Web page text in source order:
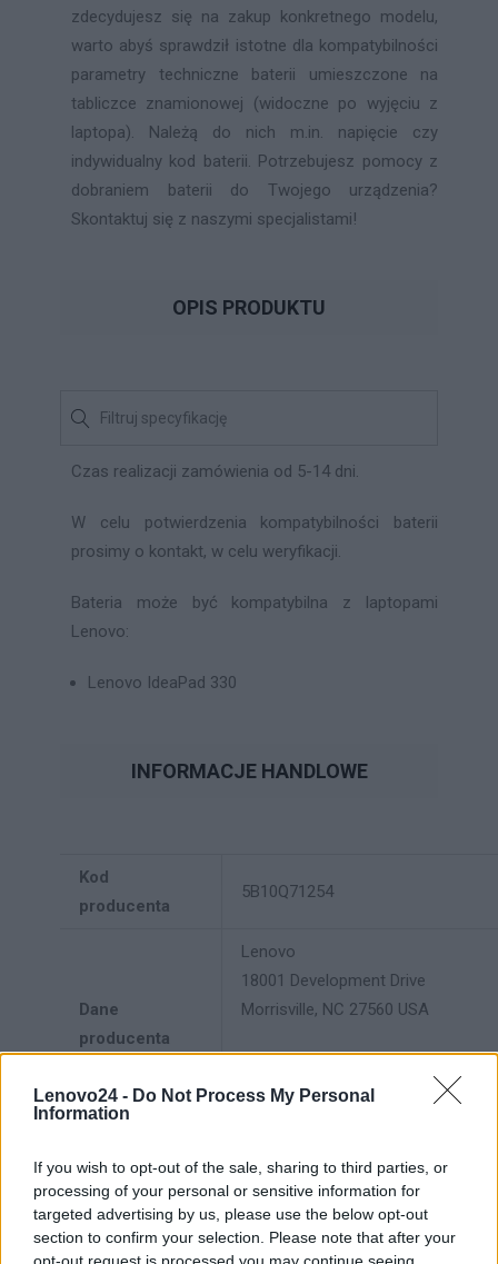
Lenovo24 - Do Not Process My Personal
Information
If you wish to opt-out of the sale, sharing to third parties, or
processing of your personal or sensitive information for
targeted advertising by us, please use the below opt-out
section to confirm your selection. Please note that after your
opt-out request is processed you may continue seeing
zdecydujesz się na zakup konkretnego modelu,
warto abyś sprawdził istotne dla kompatybilności
parametry techniczne baterii umieszczone na
tabliczce znamionowej (widoczne po wyjęciu z
laptopa). Należą do nich m.in. napięcie czy
indywidualny kod baterii. Potrzebujesz pomocy z
dobraniem baterii do Twojego urządzenia?
Skontaktuj się z naszymi specjalistami!
OPIS PRODUKTU
Czas realizacji zamówienia od 5-14 dni.
W celu potwierdzenia kompatybilności baterii
prosimy o kontakt, w celu weryfikacji.
Bateria może być kompatybilna z laptopami
Lenovo:
Lenovo IdeaPad 330
INFORMACJE HANDLOWE
Kod
producenta
5B10Q71254
Dane
producenta
Lenovo
18001 Development Drive
Morrisville, NC 27560 USA
https://lenovo.com
Podmiot
odpowiedzialny
o.o.
ul. Gottlieba Daimlera 1
02-460 Warszawa
info_pl@lenovo.com